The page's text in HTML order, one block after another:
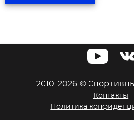
2010-2026 ©
Контакты
Политика